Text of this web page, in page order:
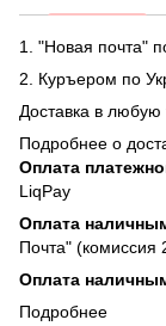
1. "Новая почта"
2. Куръером по
Доставка в любую
Подробнее о
Оплата
LiqPay
Оплата
Почта" (комиссия
Оплата
Подробнее